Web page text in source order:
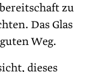
zu
Das Glas
Weg.
dieses